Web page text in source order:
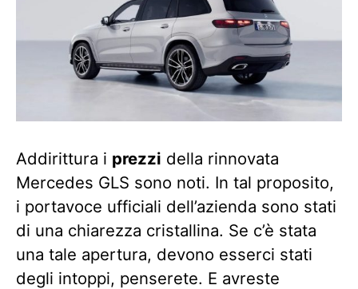
Addirittura i prezzi della rinnovata
Mercedes GLS sono noti. In tal proposito,
i portavoce ufficiali dell’azienda sono stati
di una chiarezza cristallina. Se c’è stata
una tale apertura, devono esserci stati
degli intoppi, penserete. E avreste